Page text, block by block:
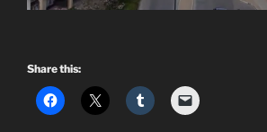
Share this: